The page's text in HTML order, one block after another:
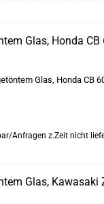
Glas, Honda CB
Glas, Honda CB
z.Zeit nicht
Glas, Kawasaki